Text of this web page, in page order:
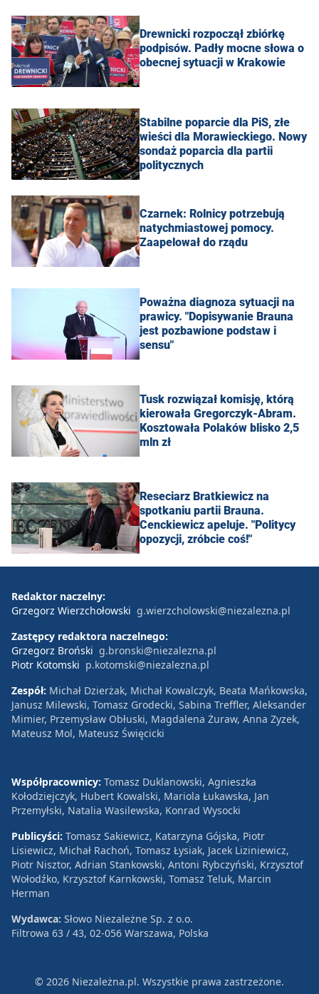
Drewnicki rozpoczął zbiórkę
podpisów. Padły mocne słowa o
obecnej sytuacji w Krakowie
Stabilne poparcie dla PiS, złe
wieści dla Morawieckiego. Nowy
sondaż poparcia dla partii
politycznych
Czarnek: Rolnicy potrzebują
natychmiastowej pomocy.
Zaapelował do rządu
Poważna diagnoza sytuacji na
prawicy. "Dopisywanie Brauna
jest pozbawione podstaw i
sensu"
Tusk rozwiązał komisję, którą
kierowała Gregorczyk-Abram.
Kosztowała Polaków blisko 2,5
mln zł
Reseciarz Bratkiewicz na
spotkaniu partii Brauna.
Cenckiewicz apeluje. "Politycy
opozycji, zróbcie coś!"
Redaktor naczelny:
Grzegorz Wierzchołowski g.wierzcholowski@niezalezna.pl
Zastępcy redaktora naczelnego:
Grzegorz Broński g.bronski@niezalezna.pl
Piotr Kotomski p.kotomski@niezalezna.pl
Zespół: Michał Dzierżak, Michał Kowalczyk, Beata Mańkowska,
Janusz Milewski, Tomasz Grodecki, Sabina Treffler, Aleksander
Mimier, Przemysław Obłuski, Magdalena Żuraw, Anna Zyzek,
Mateusz Mol, Mateusz Święcicki
Współpracownicy: Tomasz Duklanowski, Agnieszka
Kołodziejczyk, Hubert Kowalski, Mariola Łukawska, Jan
Przemyłski, Natalia Wasilewska, Konrad Wysocki
Publicyści: Tomasz Sakiewicz, Katarzyna Gójska, Piotr
Lisiewicz, Michał Rachoń, Tomasz Łysiak, Jacek Liziniewicz,
Piotr Nisztor, Adrian Stankowski, Antoni Rybczyński, Krzysztof
Wołodźko, Krzysztof Karnkowski, Tomasz Teluk, Marcin
Herman
Wydawca: Słowo Niezależne Sp. z o.o.
Filtrowa 63 / 43, 02-056 Warszawa, Polska
© 2026 Niezależna.pl. Wszystkie prawa zastrzeżone.